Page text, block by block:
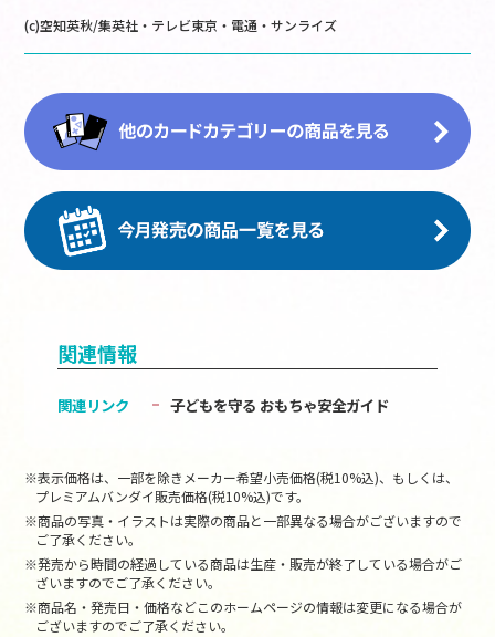
(c)空知英秋/集英社・テレビ東京・電通・サンライズ
関連情報
関連リンク 子どもを守る おもちゃ安全ガイド
※表示価格は、一部を除きメーカー希望小売価格(税10%込)、もしくは、
プレミアムバンダイ販売価格(税10%込)です。
※商品の写真・イラストは実際の商品と一部異なる場合がございますので
ご了承ください。
※発売から時間の経過している商品は生産・販売が終了している場合がご
ざいますのでご了承ください。
※商品名・発売日・価格などこのホームページの情報は変更になる場合が
ございますのでご了承ください。